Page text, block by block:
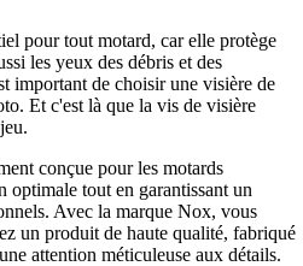
pour tout motard, car elle protège
les yeux des débris et des
important de choisir une visière de
Et c'est là que la vis de visière
conçue pour les motards
optimale tout en garantissant un
Avec la marque Nox, vous
un produit de haute qualité, fabriqué
attention méticuleuse aux détails.